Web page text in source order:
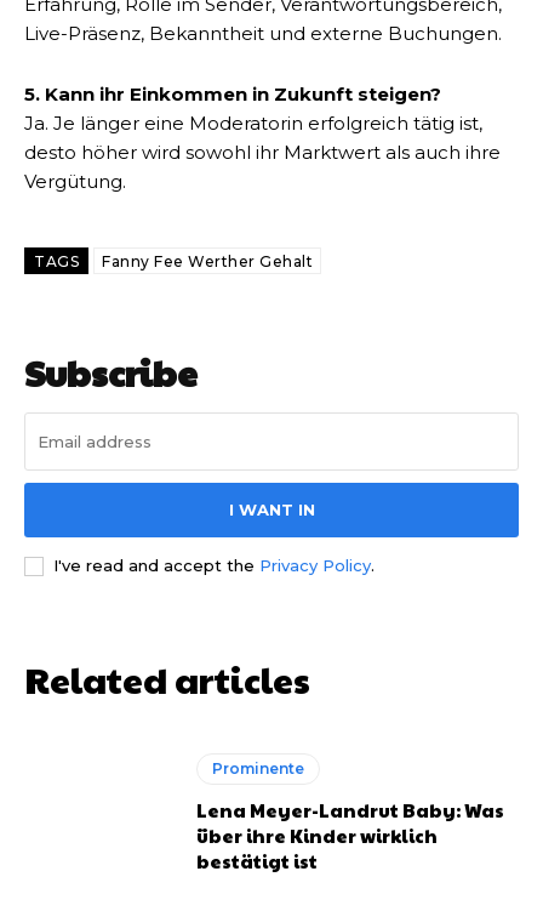
Erfahrung, Rolle im Sender, Verantwortungsbereich,
Live-Präsenz, Bekanntheit und externe Buchungen.
5. Kann ihr Einkommen in Zukunft steigen?
Ja. Je länger eine Moderatorin erfolgreich tätig ist,
desto höher wird sowohl ihr Marktwert als auch ihre
Vergütung.
TAGS Fanny Fee Werther Gehalt
Subscribe
I WANT IN
I've read and accept the Privacy Policy.
Related articles
Prominente
Lena Meyer-Landrut Baby: Was
über ihre Kinder wirklich
bestätigt ist